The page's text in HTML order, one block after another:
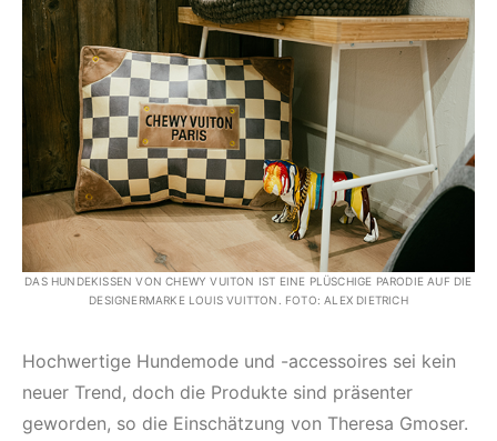
DAS HUNDEKISSEN VON CHEWY VUITON IST EINE PLÜSCHIGE PARODIE AUF DIE
DESIGNERMARKE LOUIS VUITTON. FOTO: ALEX DIETRICH
Hochwertige Hundemode und -accessoires sei kein
neuer Trend, doch die Produkte sind präsenter
geworden, so die Einschätzung von Theresa Gmoser.